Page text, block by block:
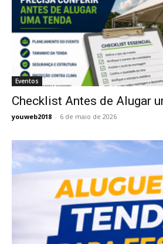
Eventos
Checklist Antes de Alugar
youweb2018 - 6 de maio de 2026